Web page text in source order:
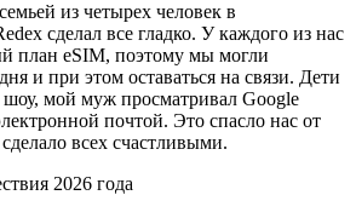
из четырех человек в
сделал все гладко. У каждого из нас
план eSIM, поэтому мы могли
и при этом оставаться на связи. Дети
шоу, мой муж просматривал Google
почтой. Это спасло нас от
всех счастливыми.
2026 года